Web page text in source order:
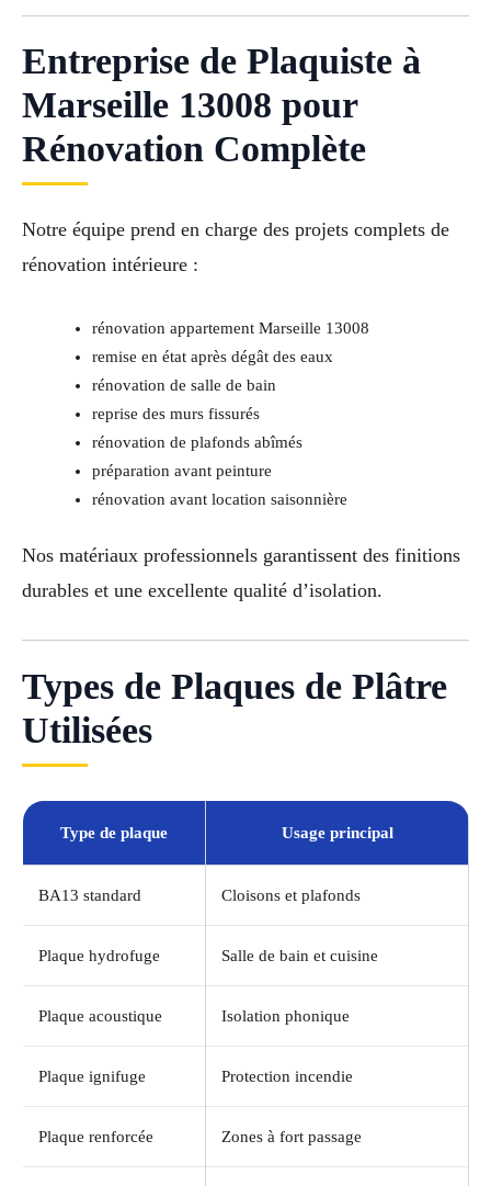
Entreprise de Plaquiste à
Marseille 13008 pour
Rénovation Complète
Notre équipe prend en charge des projets complets de
rénovation intérieure :
rénovation appartement Marseille 13008
remise en état après dégât des eaux
rénovation de salle de bain
reprise des murs fissurés
rénovation de plafonds abîmés
préparation avant peinture
rénovation avant location saisonnière
Nos matériaux professionnels garantissent des finitions
durables et une excellente qualité d’isolation.
Types de Plaques de Plâtre
Utilisées
Type de plaque Usage principal
BA13 standard Cloisons et plafonds
Plaque hydrofuge Salle de bain et cuisine
Plaque acoustique Isolation phonique
Plaque ignifuge Protection incendie
Plaque renforcée Zones à fort passage